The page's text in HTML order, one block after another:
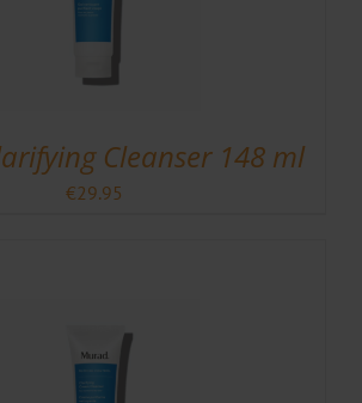
Cleanser 148 ml
€29.95